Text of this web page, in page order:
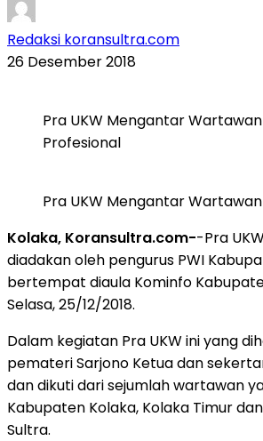
Redaksi koransultra.com
26 Desember 2018
Pra UKW Mengantar
Profesional
Pra UKW Mengantar
Kolaka, Koransultra.com--Pra
diadakan oleh pengurus PWI
bertempat diaula Kominfo
Selasa, 25/12/2018.
Dalam kegiatan Pra UKW ini yang
pemateri Sarjono Ketua dan
dan dikuti dari sejumlah wartawan
Kabupaten Kolaka, Kolaka Timur
Sultra.